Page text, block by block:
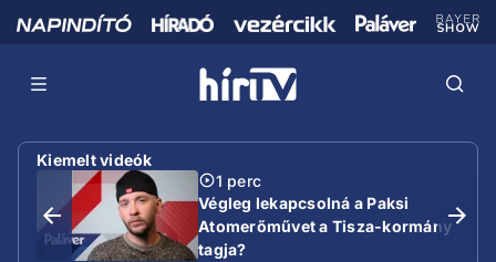
Kiemelt videók
1 perc
Végleg lekapcsolná a Paksi
Atomerőművet a Tisza-kormány
tagja?